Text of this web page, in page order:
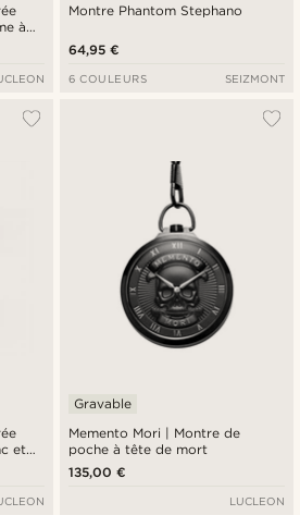
à
Montre Phantom Stephano
64,95 €
6 COULEURS SEIZMONT
et
Memento Mori | Montre de
poche à tête de mort
Gravable
135,00 €
LUCLEON